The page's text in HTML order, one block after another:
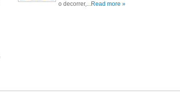
o decorrer,...Read more »